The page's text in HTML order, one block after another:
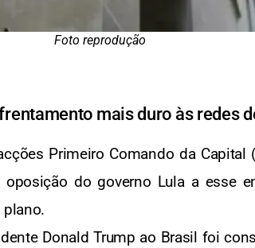
Foto reprodução
mais duro às redes
Primeiro Comando da Capital
do governo Lula a esse
Donald Trump ao Brasil foi